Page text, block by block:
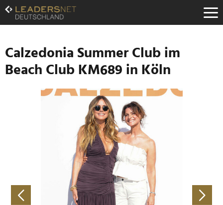
Zum
Inhalt
Zur
Navigation
Zur
Hauptnavigation
Calzedonia Summer Club im
Beach Club KM689 in Köln